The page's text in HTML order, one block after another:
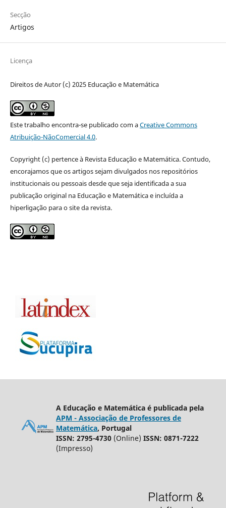
Secção
Artigos
Licença
Direitos de Autor (c) 2025 Educação e Matemática
Este trabalho encontra-se publicado com aCreative Commons
Atribuição-NãoComercial 4.0.
Copyright (c) pertence à Revista Educação e Matemática. Contudo,
encorajamos que os artigos sejam divulgados nos repositórios
institucionais ou pessoais desde que seja identificada a sua
publicação original na Educação e Matemática e incluída a
hiperligação para o site da revista.
A Educação e Matemática é publicada pela
APM - Associação de Professores de
Matemática, Portugal
ISSN: 2795-4730 (Online) ISSN: 0871-7222
(Impresso)